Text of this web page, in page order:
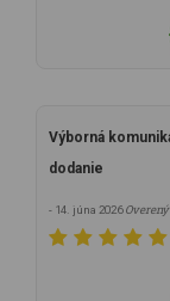
Výborná
dodanie
- 14. júna 2026